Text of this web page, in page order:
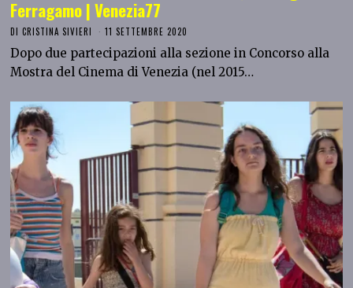
Ferragamo | Venezia77
DICRISTINA SIVIERI 11 SETTEMBRE 2020
Dopo due partecipazioni alla sezione in Concorso alla
Mostra del Cinema di Venezia (nel 2015…